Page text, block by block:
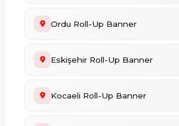
Ordu Roll-Up Banner
Eskişehir Roll-Up Banner
Kocaeli Roll-Up Banner